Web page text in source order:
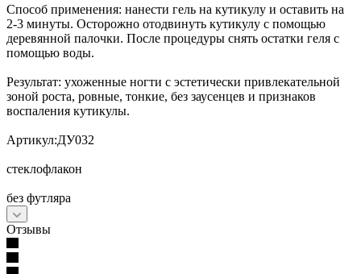
Способ применения: нанести гель на кутикулу и оставить на
2-3 минуты. Осторожно отодвинуть кутикулу с помощью
деревянной палочки. После процедуры снять остатки геля с
помощью воды.
Результат: ухоженные ногти с эстетически привлекательной
зоной роста, ровные, тонкие, без заусенцев и признаков
воспаления кутикулы.
Артикул:ДУ032
стеклофлакон
без футляра
Отзывы